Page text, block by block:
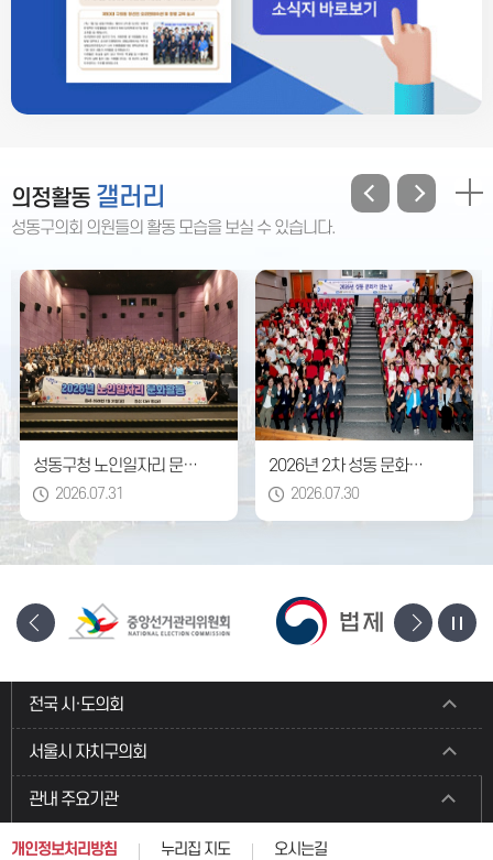
의정활동 갤러리
성동구의회 의원들의 활동 모습을 보실 수 있습니다.
성동구청 노인일자리 문화활동
2026.07.31
2026년 2차 성동 문화가 있는 날
2026.07.30
전국 시·도의회
서울시 자치구의회
관내 주요기관
개인정보처리방침 누리집 지도 오시는길